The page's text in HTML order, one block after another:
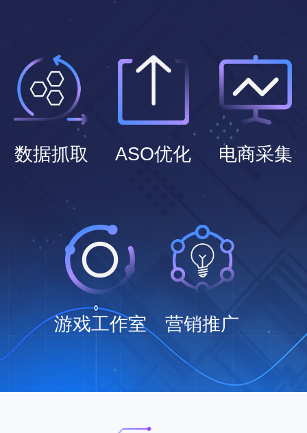
数据抓取 ASO优化 电商采集
游戏工作室 营销推广